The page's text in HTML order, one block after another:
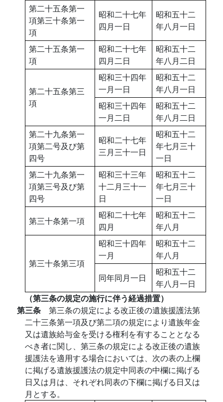
第二十五条第一
項第三十条第一
項
昭和二十七年
四月一日
昭和五十二
年八月一日
第二十五条第一
項
昭和二十七年
四月二日
昭和五十二
年八月二日
第二十五条第三
項
昭和三十四年
一月一日
昭和五十二
年八月一日
昭和三十四年
一月二日
昭和五十二
年八月二日
第二十九条第一
項第二号及び第
四号
昭和二十七年
三月三十一日
昭和五十二
年七月三十
一日
第二十九条第一
項第三号及び第
四号
昭和三十三年
十二月三十一
日
昭和五十二
年七月三十
一日
第三十条第一項
昭和二十七年
四月
昭和五十二
年八月
第三十条第三項
昭和三十四年
一月
昭和五十二
年八月
同年同月一日
昭和五十二
年八月一日
（第三条の規定の施行に伴う経過措置）
第三条 第三条の規定による改正後の遺族援護法第
二十三条第一項及び第二項の規定により遺族年金
又は遺族給与金を受ける権利を有することとなる
べき者に関し、第三条の規定による改正後の遺族
援護法を適用する場合においては、次の表の上欄
に掲げる遺族援護法の規定中同表の中欄に掲げる
日又は月は、それぞれ同表の下欄に掲げる日又は
月とする。